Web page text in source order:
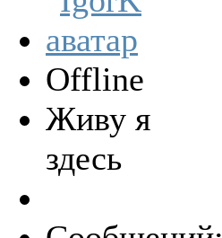
Offline
Живу я
здесь